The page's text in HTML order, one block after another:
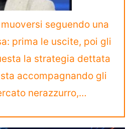
seguendo una
prima le uscite, poi gli
la strategia dettata
accompagnando gli
nerazzurro,…